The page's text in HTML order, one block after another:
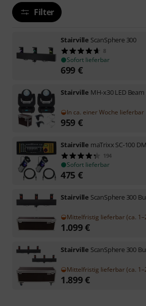
Filter
Stairville ScanSphere 300
8
Sofort lieferbar
699 €
Stairville MH-x30 LED
In ca. einer Woche lieferbar
959 €
Stairville maTrixx SC-100
194
Sofort lieferbar
475 €
Stairville ScanSphere 300
Mittelfristig lieferbar (ca.
1.099€
Stairville ScanSphere 300
Mittelfristig lieferbar (ca.
1.899€